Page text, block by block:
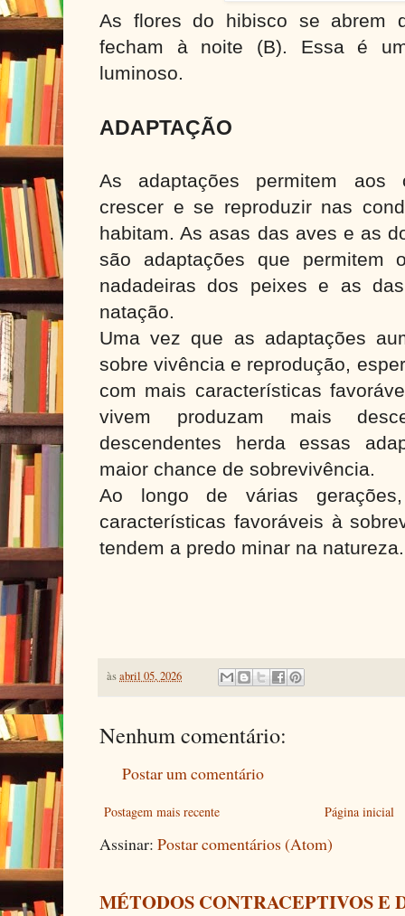
As flores do hibisco se abrem
fecham à noite (B). Essa é
luminoso.
ADAPTAÇÃO
As adaptações permitem aos
crescer e se reproduzir nas
habitam. As asas das aves e as
são adaptações que permitem
nadadeiras dos peixes e as
natação.
Uma vez que as adaptações
sobre vivência e reprodução,
com mais características
vivem produzam mais
descendentes herda essas
maior chance de sobrevivência.
Ao longo de várias
características favoráveis à
tendem a predo minar na natureza.
àsabril 05, 2026
Nenhum comentário:
Postar um comentário
Postagem mais recente Página inicial
Assinar: Postar comentários (Atom)
MÉTODOS CONTRACEPTIVOS E